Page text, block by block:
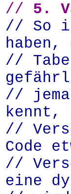
// 5.
// So
//
//
kennt,
//
Code
//
eine